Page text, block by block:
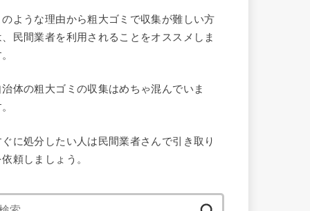
のような理由から粗大ゴミで収集が難しい方
、民間業者を利用されることをオススメしま
治体の粗大ゴミの収集はめちゃ混んでいま
ぐに処分したい人は民間業者さんで引き取り
頼しましょう。